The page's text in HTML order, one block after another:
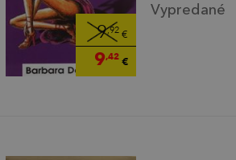
9,92€
9,42€
Vypredané